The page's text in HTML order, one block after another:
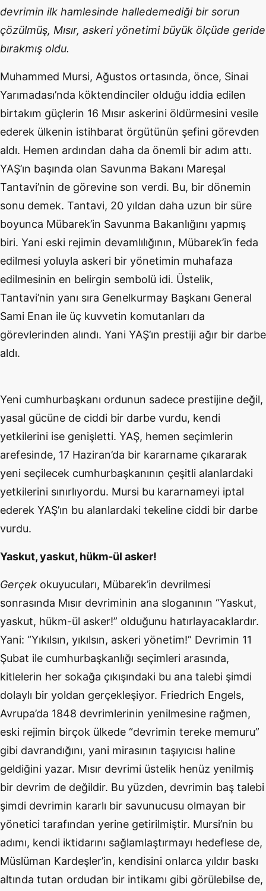
devrimin ilk hamlesinde halledemediği bir sorun
çözülmüş, Mısır, askeri yönetimi büyük ölçüde geride
bırakmış oldu.
Muhammed Mursi, Ağustos ortasında, önce, Sinai
Yarımadası’nda köktendinciler olduğu iddia edilen
birtakım güçlerin 16 Mısır askerini öldürmesini vesile
ederek ülkenin istihbarat örgütünün şefini görevden
aldı. Hemen ardından daha da önemli bir adım attı.
YAŞ’ın başında olan Savunma Bakanı Mareşal
Tantavi’nin de görevine son verdi. Bu, bir dönemin
sonu demek. Tantavi, 20 yıldan daha uzun bir süre
boyunca Mübarek’in Savunma Bakanlığını yapmış
biri. Yani eski rejimin devamlılığının, Mübarek’in feda
edilmesi yoluyla askeri bir yönetimin muhafaza
edilmesinin en belirgin sembolü idi. Üstelik,
Tantavi’nin yanı sıra Genelkurmay Başkanı General
Sami Enan ile üç kuvvetin komutanları da
görevlerinden alındı. Yani YAŞ’ın prestiji ağır bir darbe
aldı.
Yeni cumhurbaşkanı ordunun sadece prestijine değil,
yasal gücüne de ciddi bir darbe vurdu, kendi
yetkilerini ise genişletti. YAŞ, hemen seçimlerin
arefesinde, 17 Haziran’da bir kararname çıkararak
yeni seçilecek cumhurbaşkanının çeşitli alanlardaki
yetkilerini sınırlıyordu. Mursi bu kararnameyi iptal
ederek YAŞ’ın bu alanlardaki tekeline ciddi bir darbe
vurdu.
Yaskut, yaskut, hükm-ül asker!
Gerçek okuyucuları, Mübarek’in devrilmesi
sonrasında Mısır devriminin ana sloganının “Yaskut,
yaskut, hükm-ül asker!” olduğunu hatırlayacaklardır.
Yani: “Yıkılsın, yıkılsın, askeri yönetim!” Devrimin 11
Şubat ile cumhurbaşkanlığı seçimleri arasında,
kitlelerin her sokağa çıkışındaki bu ana talebi şimdi
dolaylı bir yoldan gerçekleşiyor. Friedrich Engels,
Avrupa’da 1848 devrimlerinin yenilmesine rağmen,
eski rejimin birçok ülkede “devrimin tereke memuru”
gibi davrandığını, yani mirasının taşıyıcısı haline
geldiğini yazar. Mısır devrimi üstelik henüz yenilmiş
bir devrim de değildir. Bu yüzden, devrimin baş talebi
şimdi devrimin kararlı bir savunucusu olmayan bir
yönetici tarafından yerine getirilmiştir. Mursi’nin bu
adımı, kendi iktidarını sağlamlaştırmayı hedeflese de,
Müslüman Kardeşler’in, kendisini onlarca yıldır baskı
altında tutan ordudan bir intikamı gibi görülebilse de,